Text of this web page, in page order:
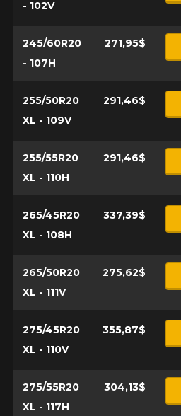
- 102V
245/60R20
- 107H
271,95$
255/50R20
XL - 109V
291,46$
255/55R20
XL - 110H
291,46$
265/45R20
XL - 108H
337,39$
265/50R20
XL - 111V
275,62$
275/45R20
XL - 110V
355,87$
275/55R20
XL - 117H
304,13$